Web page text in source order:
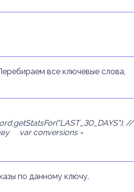
все ключевые слова,
//
var conversions =
по данному ключу.